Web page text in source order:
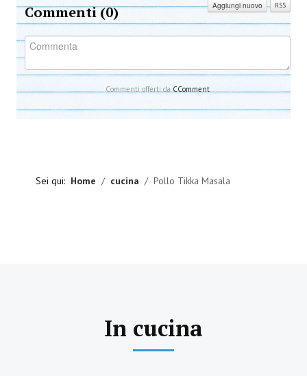
Commenti (0) Aggiungi nuovo RSS
Commenti offerti daCComment
Sei qui: Home cucina Pollo Tikka Masala
In cucina